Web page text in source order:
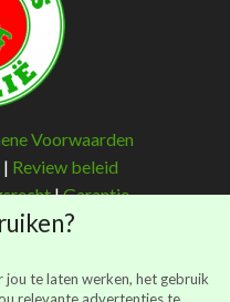
Voorwaarden
| Review beleid
|Garantie
te laten werken, het gebruik
relevante advertenties te